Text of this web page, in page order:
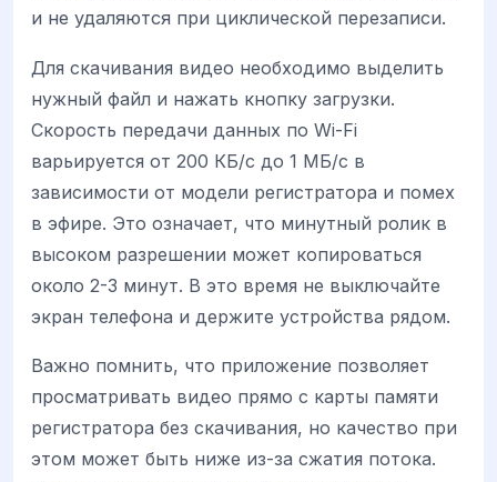
и не удаляются при циклической перезаписи.
Для скачивания видео необходимо выделить
нужный файл и нажать кнопку загрузки.
Скорость передачи данных по Wi-Fi
варьируется от 200 КБ/с до 1 МБ/с в
зависимости от модели регистратора и помех
в эфире. Это означает, что минутный ролик в
высоком разрешении может копироваться
около 2-3 минут. В это время не выключайте
экран телефона и держите устройства рядом.
Важно помнить, что приложение позволяет
просматривать видео прямо с карты памяти
регистратора без скачивания, но качество при
этом может быть ниже из-за сжатия потока.